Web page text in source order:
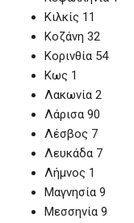
Κιλκίς 11
Κοζάνη 32
Κορινθία 54
Κως 1
Λακωνία 2
Λάρισα 90
Λέσβος 7
Λευκάδα 7
Λήμνος 1
Μαγνησία 9
Μεσσηνία 9